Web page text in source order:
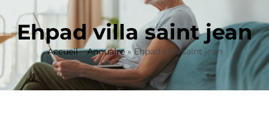
Ehpad villa saint jean
Accueil»Annuaire»Ehpad villa saint jean